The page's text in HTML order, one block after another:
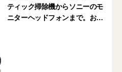
ティック掃除機からソニーのモ
ニターヘッドフォンまで。お